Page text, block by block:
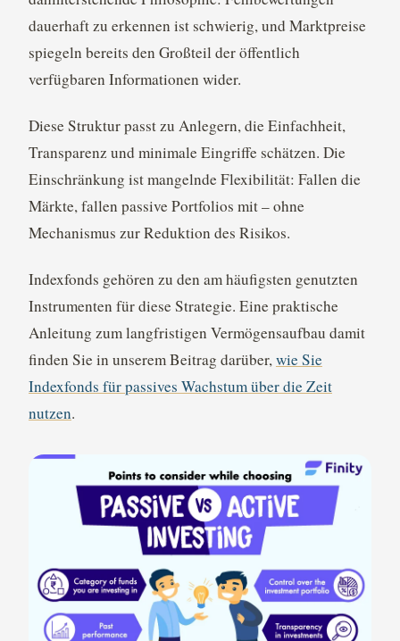
dauerhaft zu erkennen ist schwierig, und Marktpreise
spiegeln bereits den Großteil der öffentlich
verfügbaren Informationen wider.
Diese Struktur passt zu Anlegern, die Einfachheit,
Transparenz und minimale Eingriffe schätzen. Die
Einschränkung ist mangelnde Flexibilität: Fallen die
Märkte, fallen passive Portfolios mit – ohne
Mechanismus zur Reduktion des Risikos.
Indexfonds gehören zu den am häufigsten genutzten
Instrumenten für diese Strategie. Eine praktische
Anleitung zum langfristigen Vermögensaufbau damit
finden Sie in unserem Beitrag darüber,wie Sie
Indexfonds für passives Wachstum über die Zeit
nutzen.